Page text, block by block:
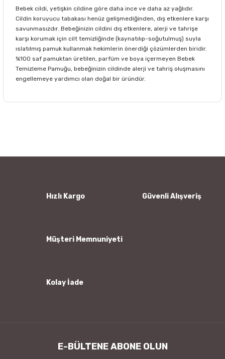
Bebek cildi, yetişkin cildine göre daha ince ve daha az yağlıdır.
Cildin koruyucu tabakası henüz gelişmediğinden, dış etkenlere karşı
savunmasızdır. Bebeğinizin cildini dış etkenlere, alerji ve tahrişe
karşı korumak için cilt temizliğinde (kaynatılıp-soğutulmuş) suyla
ıslatılmış pamuk kullanmak hekimlerin önerdiği çözümlerden biridir.
%100 saf pamuktan üretilen, parfüm ve boya içermeyen Bebek
Temizleme Pamuğu, bebeğinizin cildinde alerji ve tahriş oluşmasını
engellemeye yardımcı olan doğal bir üründür.
Ürün bilgilerinde hatalar bulunuyor.
Hızlı Kargo Güvenli Alışveriş
Müşteri Memnuniyeti
Kolay İade
E-BÜLTENE ABONE OLUN